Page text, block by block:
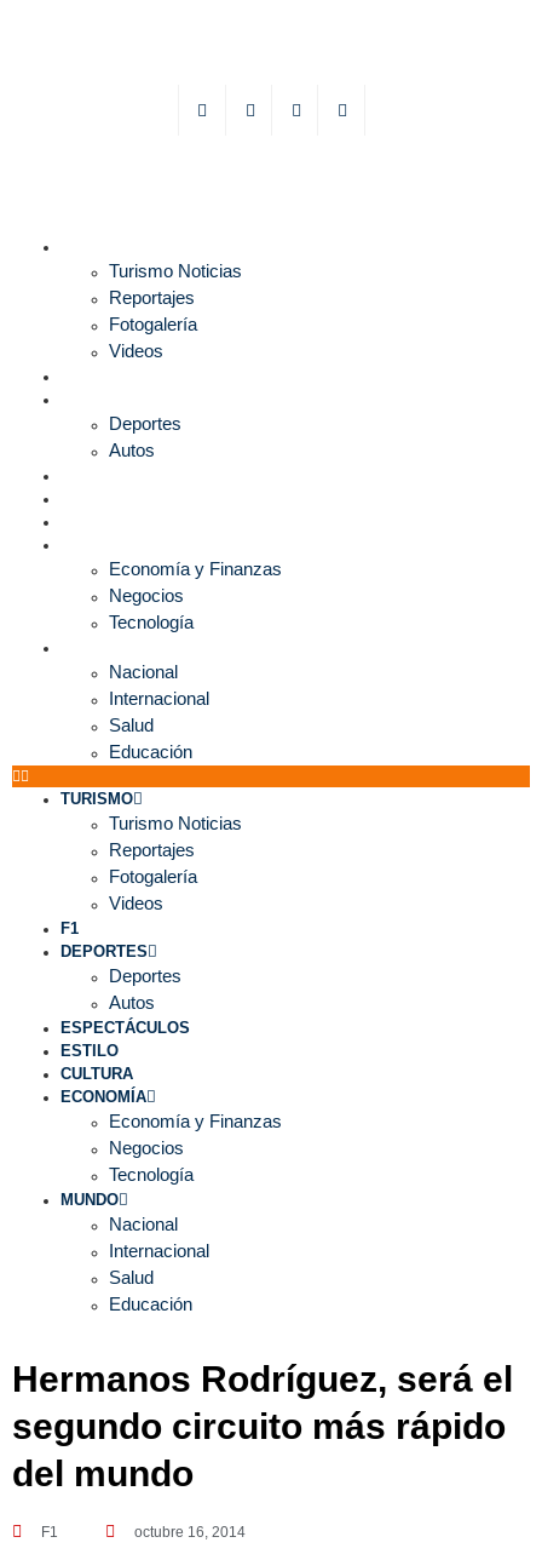
Turismo Noticias
Reportajes
Fotogalería
Videos
Deportes
Autos
Economía y Finanzas
Negocios
Tecnología
Nacional
Internacional
Salud
Educación
TURISMO
Turismo Noticias
Reportajes
Fotogalería
Videos
F1
DEPORTES
Deportes
Autos
ESPECTÁCULOS
ESTILO
CULTURA
ECONOMÍA
Economía y Finanzas
Negocios
Tecnología
MUNDO
Nacional
Internacional
Salud
Educación
Hermanos Rodríguez, será el
segundo circuito más rápido
del mundo
F1 octubre 16, 2014